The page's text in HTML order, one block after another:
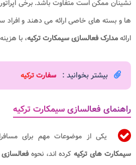
نشینان ممکن است متفاوت باشد. برخی
ها و بسته های خاصی ارائه می دهند و افراد
ارائهمدارک فعالسازی سیمکارت ترکیه، با
بیشتر بخوانید : سفارت ترکیه​
راهنمای فعالسازی سیمکارت ترکیه
یکی از موضوعات مهم برای
سیمکارت های ترکیه کرده اند، نحوه